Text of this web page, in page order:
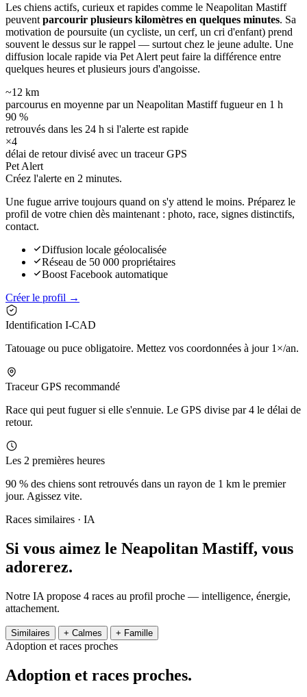
Les chiens actifs, curieux et rapides comme le Neapolitan Mastiff
peuvent parcourir plusieurs kilomètres en quelques minutes. Sa
motivation de poursuite (un cycliste, un cerf, un cri d'enfant) prend
souvent le dessus sur le rappel — surtout chez le jeune adulte. Une
diffusion locale rapide via Pet Alert peut faire la différence entre
quelques heures et plusieurs jours d'angoisse.
~12 km
parcourus en moyenne par un Neapolitan Mastiff fugueur en 1 h
90 %
retrouvés dans les 24 h si l'alerte est rapide
×4
délai de retour divisé avec un traceur GPS
Pet Alert
Créez l'alerte en 2 minutes.
Une fugue arrive toujours quand on s'y attend le moins. Préparez le
profil de votre chien dès maintenant : photo, race, signes distinctifs,
contact.
Diffusion locale géolocalisée
Réseau de 50 000 propriétaires
Boost Facebook automatique
Créer le profil →
Identification I-CAD
Tatouage ou puce obligatoire. Mettez vos coordonnées à jour 1×/an.
Traceur GPS recommandé
Race qui peut fuguer si elle s'ennuie. Le GPS divise par 4 le délai de
retour.
Les 2 premières heures
90 % des chiens sont retrouvés dans un rayon de 1 km le premier
jour. Agissez vite.
Races similaires · IA
Si vous aimez le Neapolitan Mastiff, vous
adorerez.
Notre IA propose 4 races au profil proche — intelligence, énergie,
attachement.
Similaires + Calmes + Famille
Adoption et races proches
Adoption et races proches.